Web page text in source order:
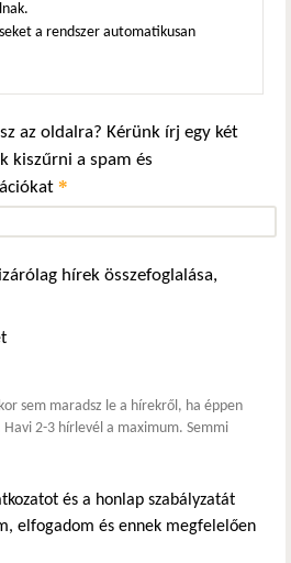
a rendszer automatikusan
az oldalra? Kérünk írj egy két
kiszűrni a spam és
*
hírek összefoglalása,
sem maradsz le a hírekről, ha éppen
2-3 hírlevél a maximum. Semmi
és a honlap szabályzatát
elfogadom és ennek megfelelően